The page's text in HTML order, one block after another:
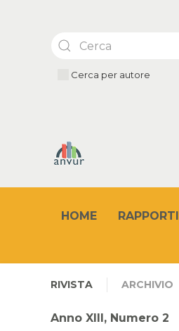
Cerca per autore
HOME RAPPORTI
RIVISTA ARCHIVIO
Anno XIII, Numero 2